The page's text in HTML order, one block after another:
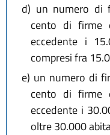
d) un numero di
cento di firme
eccedente i
compresi fra
e) un numero di
cento di firme
eccedente i
oltre 30.000